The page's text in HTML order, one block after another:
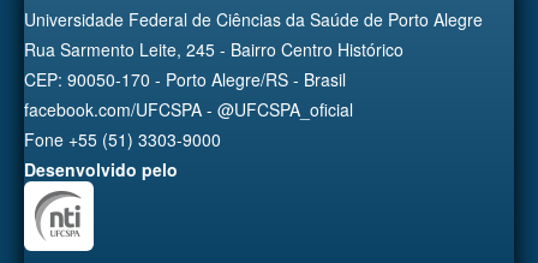
Universidade Federal de Ciências da Saúde de Porto Alegre
Rua Sarmento Leite, 245 - Bairro Centro Histórico
CEP: 90050-170 - Porto Alegre/RS - Brasil
facebook.com/UFCSPA - @UFCSPA_oficial
Fone +55 (51) 3303-9000
Desenvolvido pelo